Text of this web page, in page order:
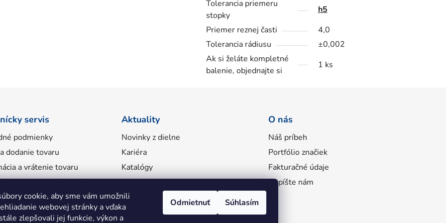
cookie, aby sme vám umožnili
webovej stránky a vďaka
zlepšovali jej funkcie, výkon a
Odmietnuť Súhlasím
Tolerancia priemeru
stopky
h5
Priemer reznej časti
4,0
Tolerancia rádiusu
±0,002
Ak si želáte kompletné
balenie, objednajte si
1 ks
servis
podmienky
dodanie tovaru
a vrátenie tovaru
o spracovaní osobných
Aktuality
Novinky z dielne
Kariéra
Katalógy
O nás
Náš príbeh
Portfólio značiek
Fakturačné údaje
Napíšte nám